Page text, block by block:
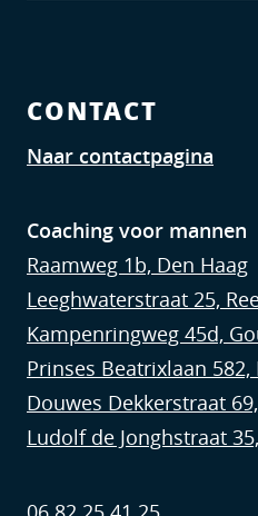
CONTACT
Naar contactpagina
Coaching voor mannen
Raamweg 1b, Den Haag
Leeghwaterstraat 25,
Kampenringweg 45d,
Prinses Beatrixlaan 582,
Douwes Dekkerstraat
Ludolf de Jonghstraat